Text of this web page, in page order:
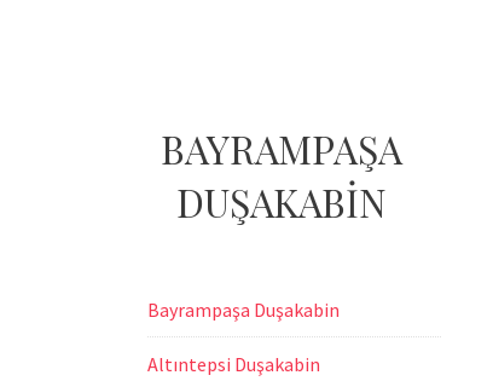
BAYRAMPAŞA
DUŞAKABİN
Bayrampaşa Duşakabin
Altıntepsi Duşakabin